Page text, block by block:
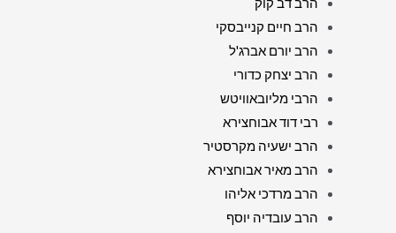
הרב דב קוק
הרב חיים קנייבסקי
הרב יורם אברג'ל
הרב יצחק כדורי
הרבי מליובאוויטש
רבי דוד אבוחצירא
הרב ישעיה מקרסטיר
הרב מאיר אבוחצירא
הרב מרדכי אליהו
הרב עובדיה יוסף